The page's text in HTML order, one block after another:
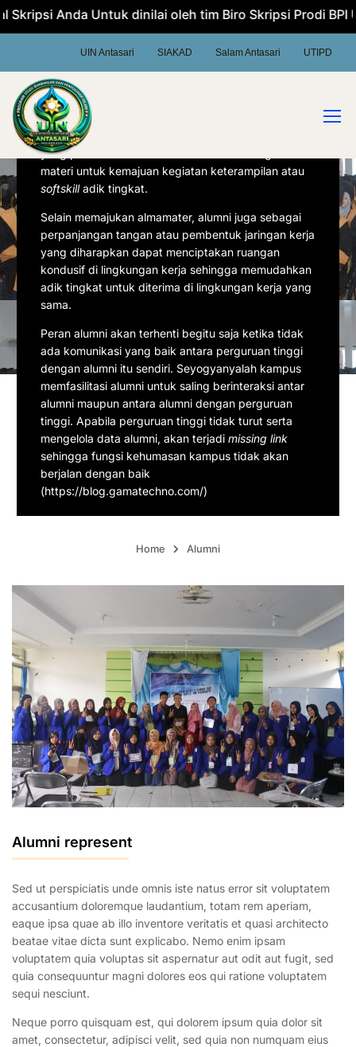
dinilai oleh tim Biro Skripsi Prodi BPI UIN Antasari
UIN Antasari SIAKAD Salam Antasari UTIPD
stackholder
tinggi. Peningkatan yang dimaksud adalah
kemajuan almamater yang didapatkan dari sumbang
saran alumni terhadap beberapa aspek di kampus
yang perlu dibenahi. Selain itu ada sumbangan
materi untuk kemajuan kegiatan keterampilan atau
softskilladik tingkat.
Selain memajukan almamater, alumni juga sebagai
perpanjangan tangan atau pembentuk jaringan kerja
yang diharapkan dapat menciptakan ruangan
kondusif di lingkungan kerja sehingga memudahkan
adik tingkat untuk diterima di lingkungan kerja yang
sama.
Peran alumni akan terhenti begitu saja ketika tidak
ada komunikasi yang baik antara perguruan tinggi
dengan alumni itu sendiri. Seyogyanyalah kampus
memfasilitasi alumni untuk saling berinteraksi antar
alumni maupun antara alumni dengan perguruan
tinggi. Apabila perguruan tinggi tidak turut serta
mengelola data alumni, akan terjadi missing link
sehingga fungsi kehumasan kampus tidak akan
berjalan dengan baik
(https://blog.gamatechno.com/)
Home Alumni
Alumni represent
Sed ut perspiciatis unde omnis iste natus error sit voluptatem
accusantium doloremque laudantium, totam rem aperiam,
eaque ipsa quae ab illo inventore veritatis et quasi architecto
beatae vitae dicta sunt explicabo. Nemo enim ipsam
voluptatem quia voluptas sit aspernatur aut odit aut fugit, sed
quia consequuntur magni dolores eos qui ratione voluptatem
sequi nesciunt.
Neque porro quisquam est, qui dolorem ipsum quia dolor sit
amet, consectetur, adipisci velit, sed quia non numquam eius